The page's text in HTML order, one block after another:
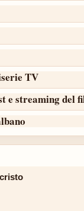
TV
e streaming del